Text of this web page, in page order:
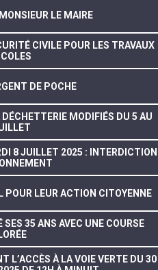
LE MAIRE
CIVILE POUR LES TRAVAUX
DE POCHE
DÉCHETTERIE MODIFIÉS DU 5 AU
8 JUILLET 2025 : INTERDICTION
POUR LEUR ACTION CITOYENNE
SES 35 ANS AVEC UNE COURSE
L’ACCÈS À LA VOIE VERTE DU 30